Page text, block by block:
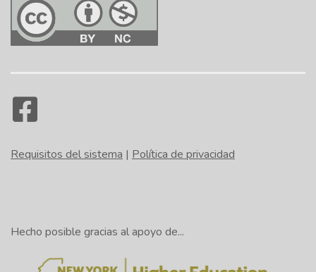
Requisitos del sistema | Política de privacidad
Hecho posible gracias al apoyo de...